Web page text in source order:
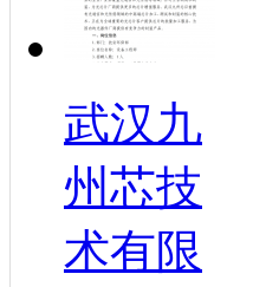
武汉九
州芯技
术有限